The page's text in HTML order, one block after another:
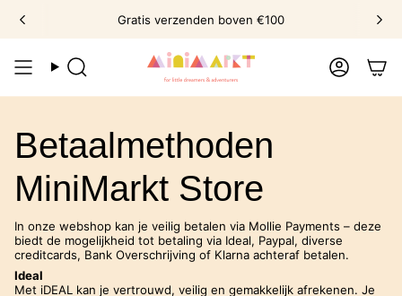
naar
Gratis verzenden boven €100
Elke week nieuwe collecties
Zoek Account
Betaalmethoden
MiniMarkt Store
In onze webshop kan je veilig betalen via Mollie Payments – deze
biedt de mogelijkheid tot betaling via Ideal, Paypal, diverse
creditcards, Bank Overschrijving of Klarna achteraf betalen.
Ideal
Met iDEAL kan je vertrouwd, veilig en gemakkelijk afrekenen. Je